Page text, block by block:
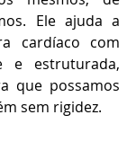
Ele ajuda a
cardíaco com
e estruturada,
que possamos
sem rigidez.